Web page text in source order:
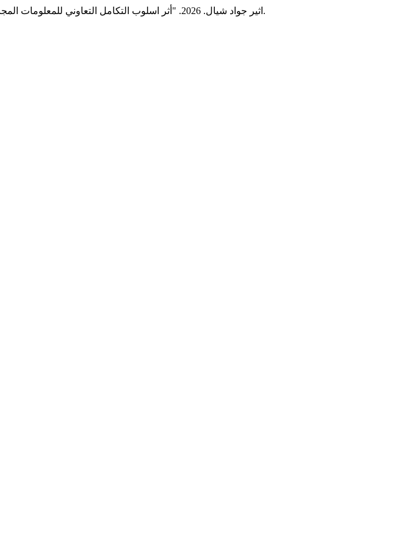
اثير جواد شيال. 2026. "أثر اسلوب التكامل التعاوني للمعلومات المجزئة في تحسين بعض أنواع التصويب بكرة اليد للطلاب".